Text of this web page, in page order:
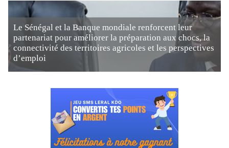
Le Sénégal et la Banque mondiale renforcent leur
partenariat pour améliorer la préparation aux chocs, la
connectivité des territoires agricoles et les perspectives
d’emploi